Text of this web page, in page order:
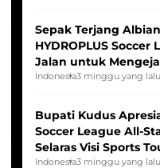
Sepak Terjang
HYDROPLUS
Jalan untuk
Indonesia Putri
Indonesia3 minggu yang lalu
Bupati Kudus
Soccer League All-
Selaras Visi Sports
Indonesia3 minggu yang lalu